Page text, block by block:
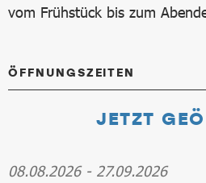
vom Frühstück bis zum
ÖFFNUNGSZEITEN
JETZT
08.08.2026- 27.09.2026